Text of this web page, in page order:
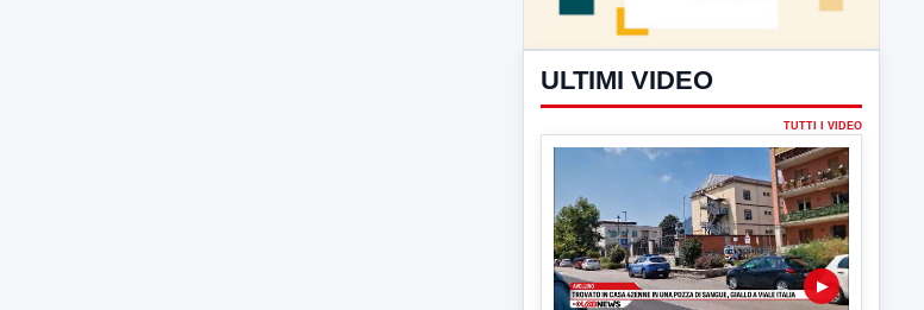
ULTIMI VIDEO
TUTTI I VIDEO